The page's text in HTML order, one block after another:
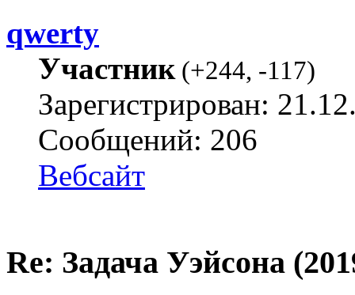
qwerty
Участник(+244, -117)
Зарегистрирован:
Сообщений: 206
Вебсайт
Re: Задача Уэйсона